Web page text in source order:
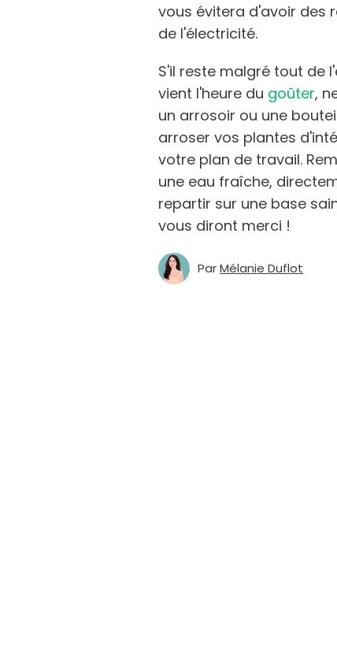
vous évitera d'avoir des
de l'électricité.
S'il reste malgré tout de
vient l'heure du goûter,
un arrosoir ou une
arroser vos plantes
votre plan de travail.
une eau fraîche,
repartir sur une base
vous diront merci !
ParMélanie Duflot